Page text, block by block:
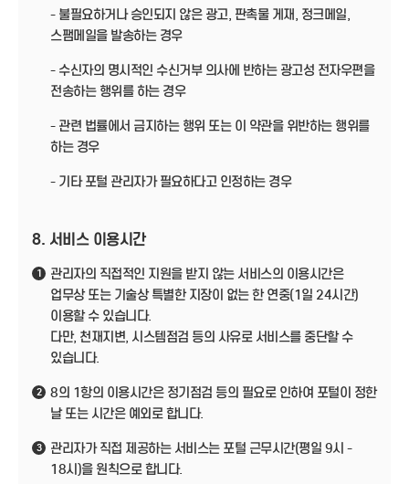
- 불필요하거나 승인되지 않은 광고, 판촉물 게재, 정크메일,
스팸메일을 발송하는 경우
- 수신자의 명시적인 수신거부 의사에 반하는 광고성 전자우편을
전송하는 행위를 하는 경우
- 관련 법률에서 금지하는 행위 또는 이 약관을 위반하는 행위를
하는 경우
- 기타 포털 관리자가 필요하다고 인정하는 경우
8. 서비스 이용시간
1
관리자의 직접적인 지원을 받지 않는 서비스의 이용시간은
업무상 또는 기술상 특별한 지장이 없는 한 연중(1일 24시간)
이용할 수 있습니다.
다만, 천재지변, 시스템점검 등의 사유로 서비스를 중단할 수
있습니다.
2
8의 1항의 이용시간은 정기점검 등의 필요로 인하여 포털이 정한
날 또는 시간은 예외로 합니다.
3
관리자가 직접 제공하는 서비스는 포털 근무시간(평일 9시 -
18시)을 원칙으로 합니다.